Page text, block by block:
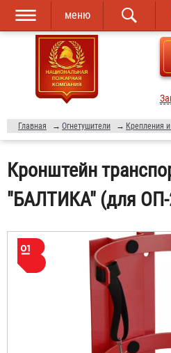
Перейти к
основному
содержанию
Skip to
navigation
меню
Главная → Огнетушители → Крепления
Кронштейн
"БАЛТИКА" (для ОП-